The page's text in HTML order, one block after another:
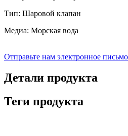
Тип: Шаровой клапан
Медиа: Морская вода
Отправьте нам электронное письмо
Детали продукта
Теги продукта